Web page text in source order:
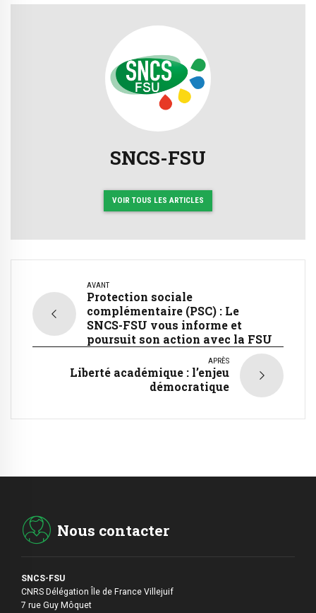
SNCS-FSU
VOIR TOUS LES ARTICLES
AVANT
Protection sociale
complémentaire (PSC) : Le
SNCS-FSU vous informe et
poursuit son action avec la FSU
APRÈS
Liberté académique : l’enjeu
démocratique
Nous contacter
SNCS-FSU
CNRS Délégation Île de France Villejuif
7 rue Guy Môquet